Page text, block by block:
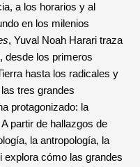
a los horarios y al
en los milenios
, Yuval Noah Harari traza
desde los primeros
hasta los radicales y
tres grandes
protagonizado: la
partir de hallazgos de
la antropología, la
explora cómo las grandes